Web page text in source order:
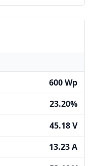
600 Wp
23.20%
45.18 V
13.23 A